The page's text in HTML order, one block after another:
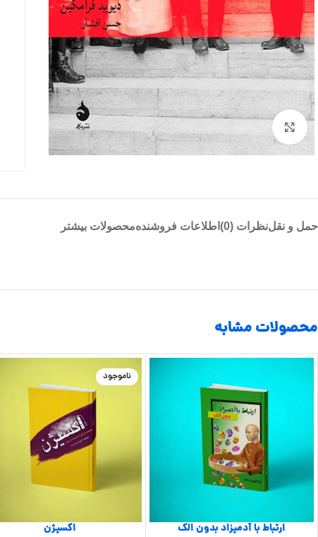
حمل و نقلنظرات (0) اطلاعات فروشندهمحصولات بیشتر
محصولات مشابه
ارتباط با آدمیزاد بدون الک
ناموجود
اکسیژن